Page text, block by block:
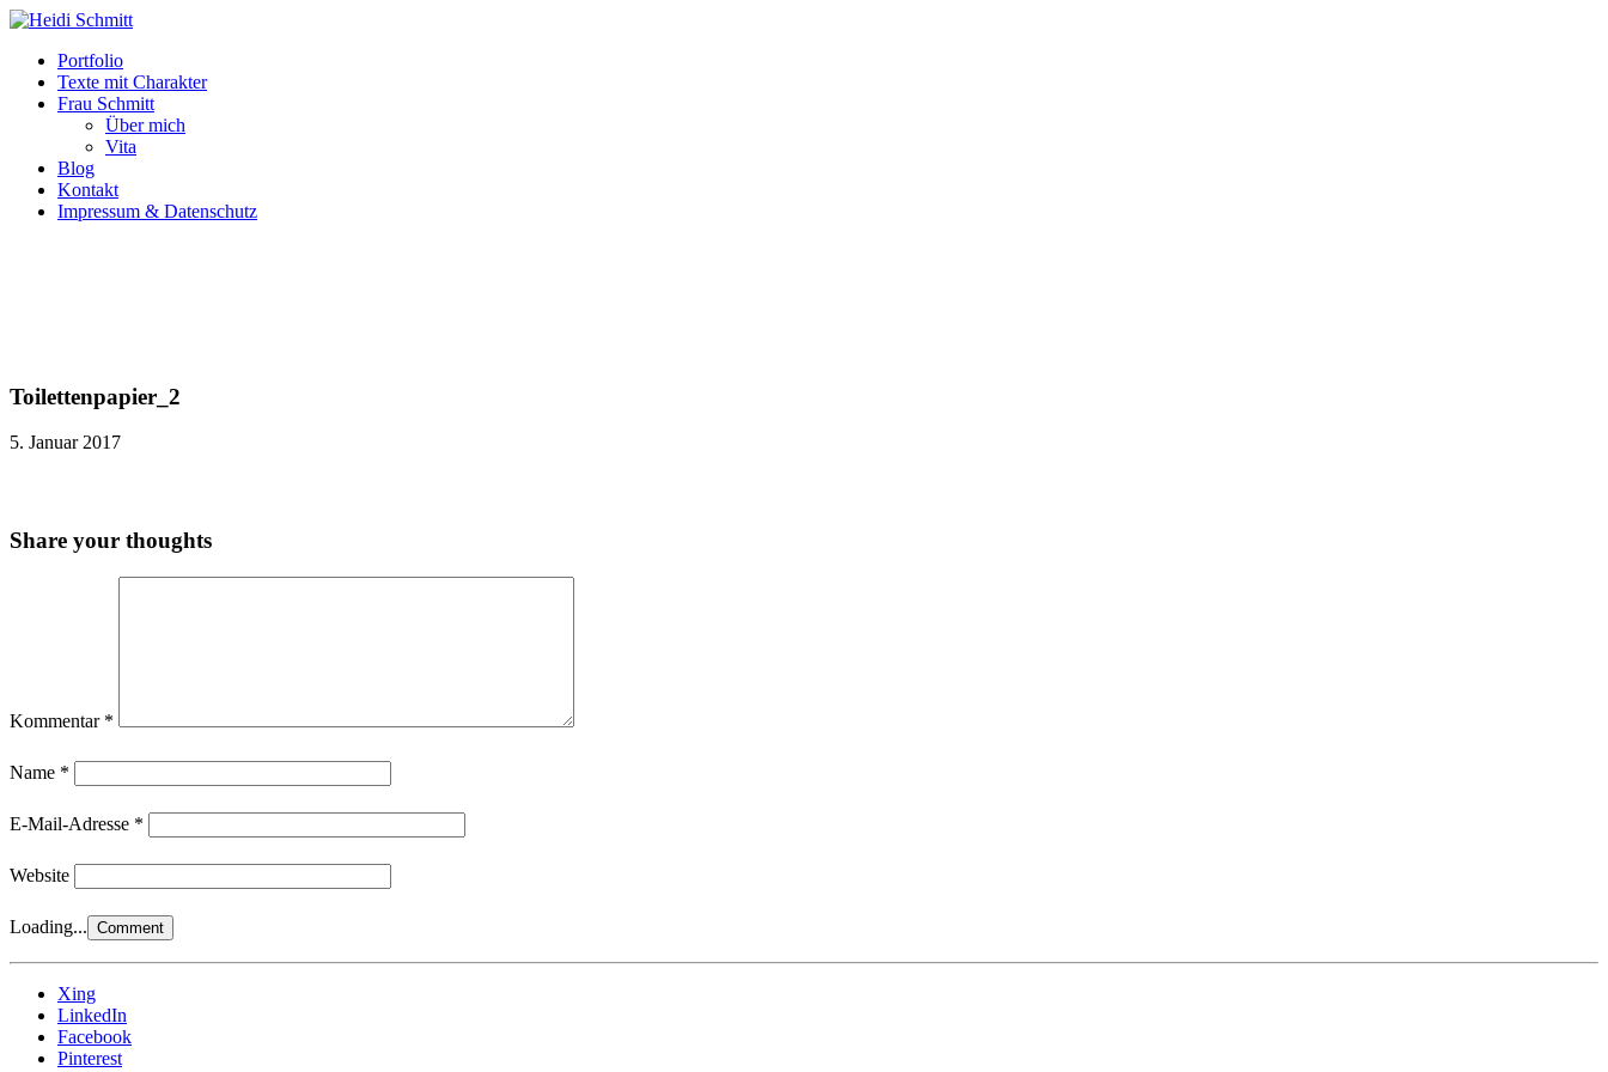
Portfolio
Texte mit Charakter
Frau Schmitt
Über mich
Vita
Blog
Kontakt
Impressum & Datenschutz
Toilettenpapier_2
5. Januar 2017
Share your thoughts
Kommentar *
Name *
E-Mail-Adresse *
Website
Loading...
Xing
LinkedIn
Facebook
Pinterest